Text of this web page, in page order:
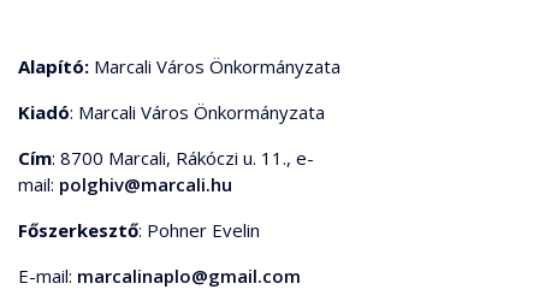
Alapító: Marcali Város Önkormányzata
Kiadó: Marcali Város Önkormányzata
Cím: 8700 Marcali, Rákóczi u. 11., e-
mail: polghiv@marcali.hu
Főszerkesztő: Pohner Evelin
E-mail: marcalinaplo@gmail.com